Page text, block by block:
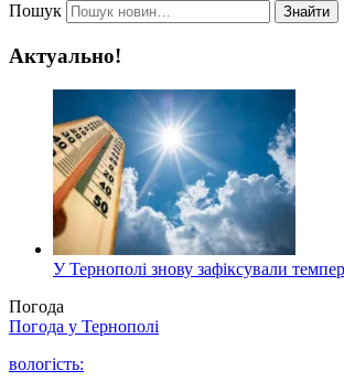
Пошук Знайти
Актуально!
У Тернополі знову зафіксували
Погода
Погода у Тернополі
вологість: